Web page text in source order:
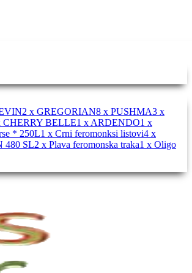
2 x GREGORIAN8 x PUSHMA3 x
CHERRY BELLE1 x ARDENDO1 x
* 250L1 x Crni feromonksi listovi4 x
480 SL2 x Plava feromonska traka1 x Oligo